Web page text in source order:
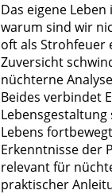
Das eigene
warum sind wir
oft als Strohfeuer
Zuversicht
nüchterne
Beides verbindet
Lebens
Erkenntnisse der
relevant für
praktischer